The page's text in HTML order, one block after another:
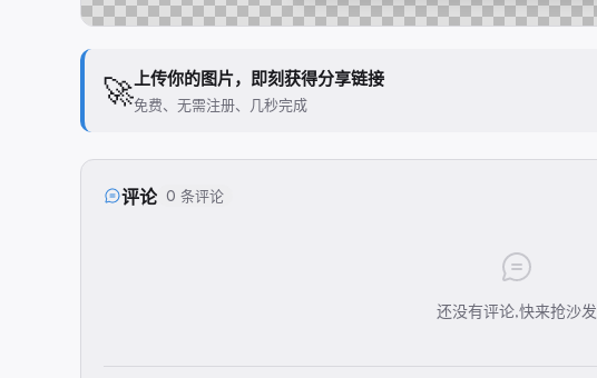
🚀上传你的图片，即刻获得分享链接
免费、无需注册、几秒完成
评论 0 条评论
还没有评论,快来抢沙发